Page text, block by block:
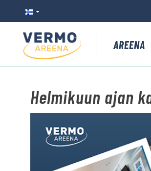
AREENA
Helmikuun ajan